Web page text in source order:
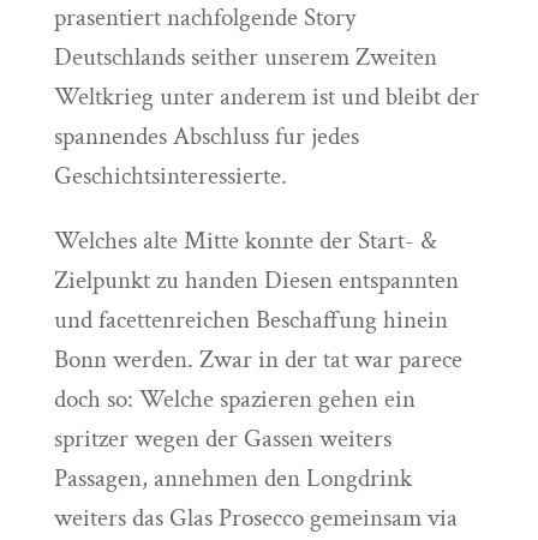
prasentiert nachfolgende Story
Deutschlands seither unserem Zweiten
Weltkrieg unter anderem ist und bleibt der
spannendes Abschluss fur jedes
Geschichtsinteressierte.
Welches alte Mitte konnte der Start- &
Zielpunkt zu handen Diesen entspannten
und facettenreichen Beschaffung hinein
Bonn werden. Zwar in der tat war parece
doch so: Welche spazieren gehen ein
spritzer wegen der Gassen weiters
Passagen, annehmen den Longdrink
weiters das Glas Prosecco gemeinsam via